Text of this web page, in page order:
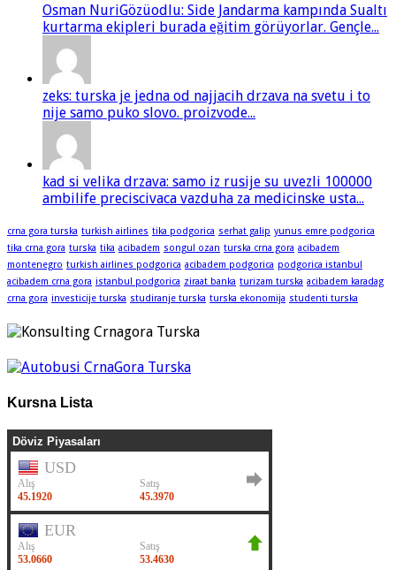
Osman NuriGözüodlu: Side Jandarma kampında Sualtı
kurtarma ekipleri burada eğitim görüyorlar. Gençle...
zeks: turska je jedna od najjacih drzava na svetu i to
nije samo puko slovo. proizvode...
kad si velika drzava: samo iz rusije su uvezli 100000
ambilife preciscivaca vazduha za medicinske usta...
crna gora turska turkish airlines tika podgorica serhat galip yunus emre podgorica
tika crna gora turska tika acibadem songul ozan turska crna gora acibadem
montenegro turkish airlines podgorica acibadem podgorica podgorica istanbul
acibadem crna gora istanbul podgorica ziraat banka turizam turska acibadem karadag
crna gora investicije turska studiranje turska turska ekonomija studenti turska
Kursna Lista